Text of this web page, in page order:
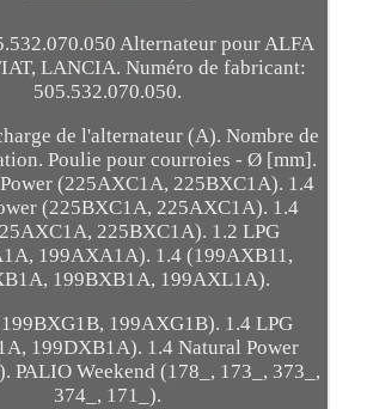
Alternateur pour ALFA
LANCIA. Numéro de fabricant:
505.532.070.050.
de l'alternateur (A). Nombre de
Poulie pour courroies - Ø [mm].
(225AXC1A, 225BXC1A). 1.4
(225BXC1A, 225AXC1A). 1.4
225BXC1A). 1.2 LPG
199AXA1A). 1.4 (199AXB11,
199BXB1A, 199AXL1A).
199AXG1B). 1.4 LPG
199DXB1A). 1.4 Natural Power
PALIO Weekend (178_, 173_, 373_,
374_, 171_).